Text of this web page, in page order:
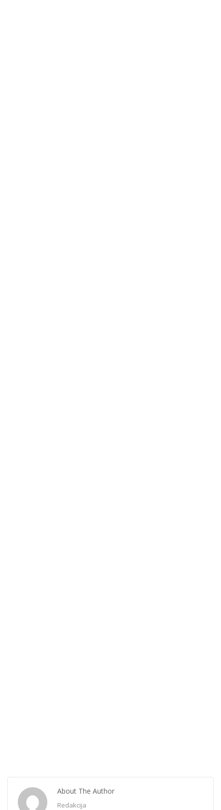
About The Author
Redakcija